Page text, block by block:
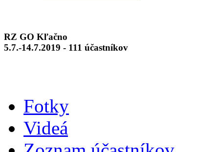
RZ GO Kľačno
5.7.-14.7.2019 - 111 účastníkov
Fotky
Videá